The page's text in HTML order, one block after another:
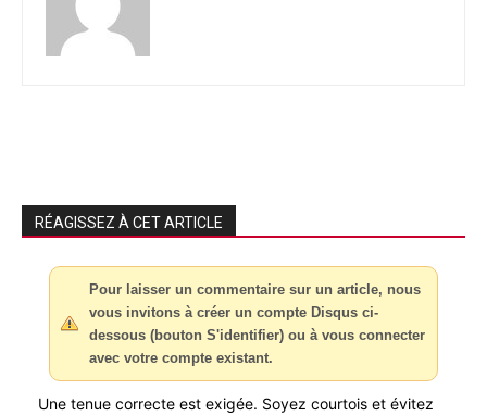
RÉAGISSEZ À CET ARTICLE
Pour laisser un commentaire sur un article, nous
vous invitons à créer un compte Disqus ci-
dessous (bouton S'identifier) ou à vous connecter
avec votre compte existant.
Une tenue correcte est exigée. Soyez courtois et évitez